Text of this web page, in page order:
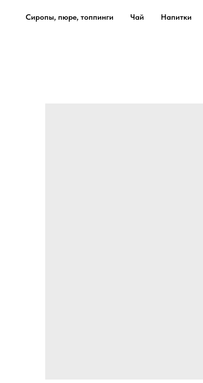
Сиропы, пюре, топпинги Чай Напитки